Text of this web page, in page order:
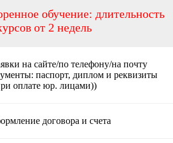
обучение: длительность
от 2 недель
на сайте/по телефону/на почту
паспорт, диплом и реквизиты
оплате юр. лицами))
договора и счета